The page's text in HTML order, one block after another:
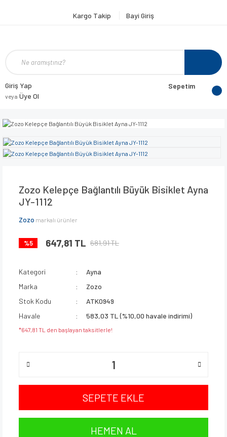
Kargo Takip Bayi Giriş
Giriş Yap
veya Üye Ol
Sepetim
Zozo Kelepçe Bağlantılı Büyük Bisiklet Ayna
JY-1112
Zozo markalı ürünler
%5 647,81 TL 681,91 TL
Kategori
Ayna
Marka
Zozo
Stok Kodu
ATK0949
Havale
583,03 TL (%10,00 havale indirimi)
*647,81 TL den başlayan taksitlerle!
SEPETE EKLE
HEMEN AL